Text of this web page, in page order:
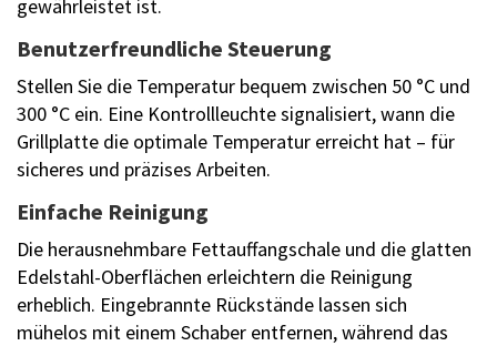
gewährleistet ist.
Benutzerfreundliche Steuerung
Stellen Sie die Temperatur bequem zwischen 50 °C und
300 °C ein. Eine Kontrollleuchte signalisiert, wann die
Grillplatte die optimale Temperatur erreicht hat – für
sicheres und präzises Arbeiten.
Einfache Reinigung
Die herausnehmbare Fettauffangschale und die glatten
Edelstahl-Oberflächen erleichtern die Reinigung
erheblich. Eingebrannte Rückstände lassen sich
mühelos mit einem Schaber entfernen, während das